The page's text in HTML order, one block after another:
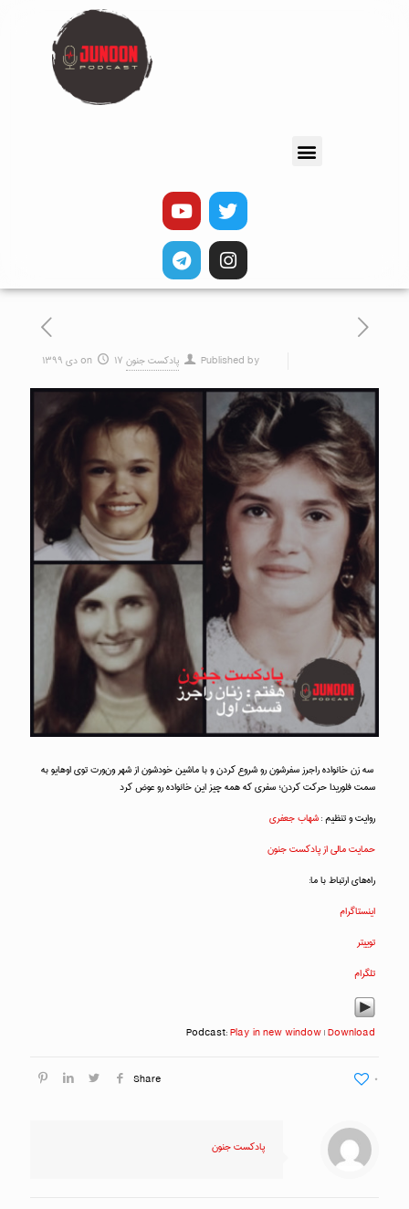
Published by پادکست جنون on ۱۷ دی ۱۳۹۹
سه زن خانواده راجرز سفرشون رو شروع کردن و با ماشین خودشون از شهر ون‌ورت توی اوهایو به
سمت فلوریدا حرکت کردن؛ سفری که همه چیز این خانواده رو عوض کرد
روایت و تنظیم :شهاب جعفری
حمایت مالی از پادکست جنون
راه‌های ارتباط با ما:
اینستاگرام
توییتر
تلگرام
Podcast:Play in new window|Download
Share ۰
پادکست جنون